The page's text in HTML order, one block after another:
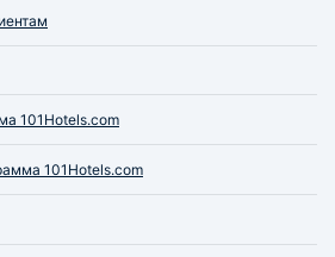
101Hotels.com
101Hotels.com